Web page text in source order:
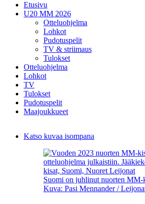
Etusivu
U20 MM 2026
Otteluohjelma
Lohkot
Pudotuspelit
TV & striimaus
Tulokset
Otteluohjelma
Lohkot
TV
Tulokset
Pudotuspelit
Maajoukkueet
Katso kuvaa isompana
Suomi on juhlinut nuorten MM-
Kuva: Pasi Mennander /